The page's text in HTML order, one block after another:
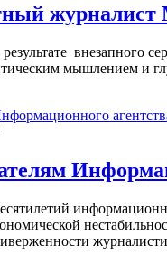
журналист
внезапного
мышлением и